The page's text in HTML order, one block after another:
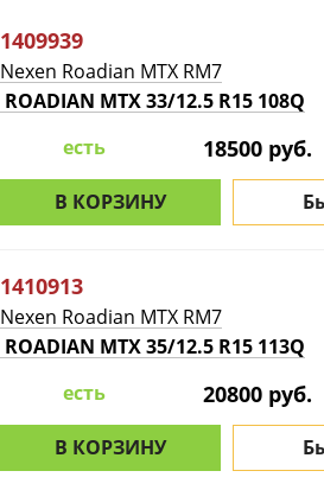
1409939
Nexen Roadian MTX RM7
ROADIAN MTX 33/12.5 R15 108Q
есть
18500 руб.
В КОРЗИНУ
1410913
Nexen Roadian MTX RM7
ROADIAN MTX 35/12.5 R15 113Q
есть
20800 руб.
В КОРЗИНУ